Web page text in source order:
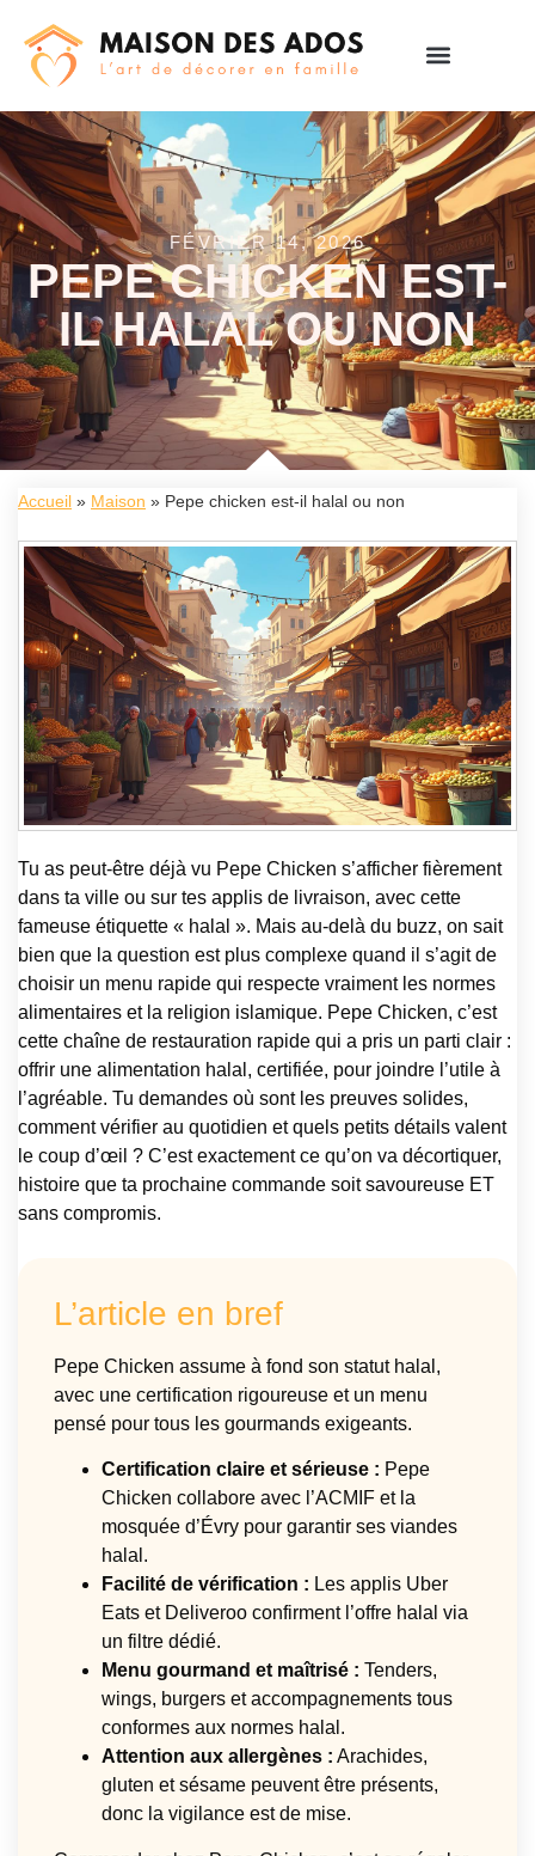
FÉVRIER 14, 2026
PEPE CHICKEN EST-
IL HALAL OU NON
Accueil » Maison » Pepe chicken est-il halal ou non
Tu as peut-être déjà vu Pepe Chicken s’afficher fièrement
dans ta ville ou sur tes applis de livraison, avec cette
fameuse étiquette « halal ». Mais au-delà du buzz, on sait
bien que la question est plus complexe quand il s’agit de
choisir un menu rapide qui respecte vraiment les normes
alimentaires et la religion islamique. Pepe Chicken, c’est
cette chaîne de restauration rapide qui a pris un parti clair :
offrir une alimentation halal, certifiée, pour joindre l’utile à
l’agréable. Tu demandes où sont les preuves solides,
comment vérifier au quotidien et quels petits détails valent
le coup d’œil ? C’est exactement ce qu’on va décortiquer,
histoire que ta prochaine commande soit savoureuse ET
sans compromis.
L’article en bref
Pepe Chicken assume à fond son statut halal,
avec une certification rigoureuse et un menu
pensé pour tous les gourmands exigeants.
Certification claire et sérieuse : Pepe
Chicken collabore avec l’ACMIF et la
mosquée d’Évry pour garantir ses viandes
halal.
Facilité de vérification : Les applis Uber
Eats et Deliveroo confirment l’offre halal via
un filtre dédié.
Menu gourmand et maîtrisé : Tenders,
wings, burgers et accompagnements tous
conformes aux normes halal.
Attention aux allergènes : Arachides,
gluten et sésame peuvent être présents,
donc la vigilance est de mise.